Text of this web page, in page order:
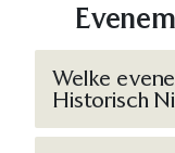
Welke
Historisch